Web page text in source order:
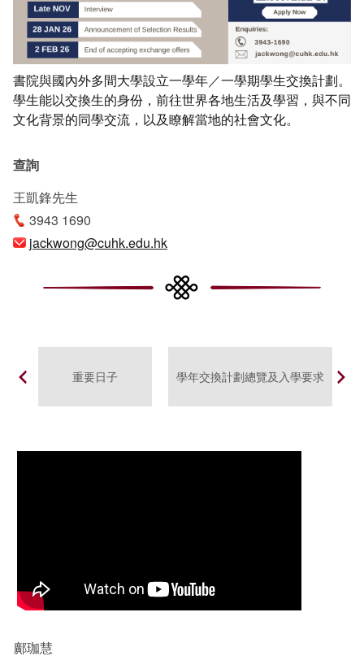
書院與國內外多間大學設立一學年／一學期學生交換計劃。
學生能以交換生的身份，前往世界各地生活及學習，與不同
文化背景的同學交流，以及瞭解當地的社會文化。
查詢
王凱鋒先生
3943 1690
jackwong@cuhk.edu.hk
重要日子 學年交換計劃總覽及入學要求
鄺珈慧